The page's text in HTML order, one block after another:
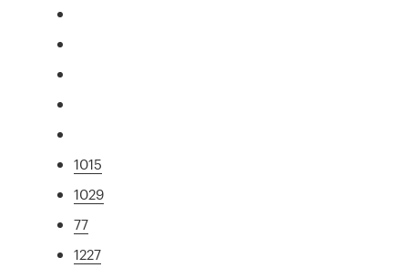
1015
1029
77
1227